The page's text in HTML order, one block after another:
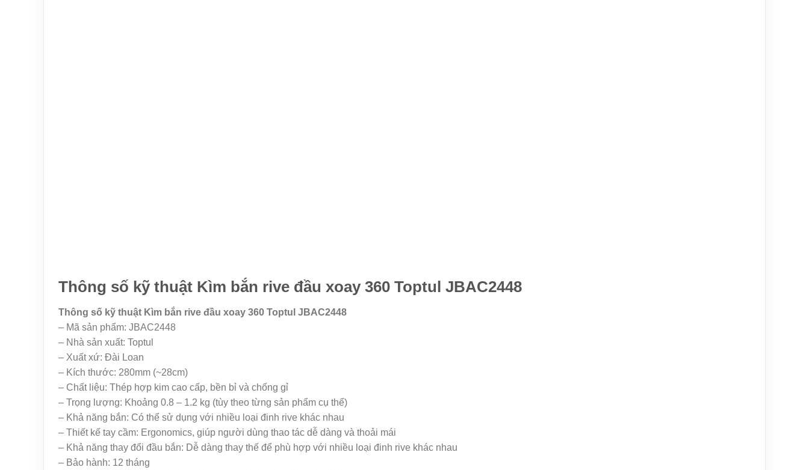
Thông số kỹ thuật Kìm bắn rive đầu xoay 360 Toptul JBAC2448
Thông số kỹ thuật Kìm bắn rive đầu xoay 360 Toptul JBAC2448
– Mã sản phẩm: JBAC2448
– Nhà sản xuất: Toptul
– Xuất xứ: Đài Loan
– Kích thước: 280mm (~28cm)
– Chất liệu: Thép hợp kim cao cấp, bền bỉ và chống gỉ
– Trọng lượng: Khoảng 0.8 – 1.2 kg (tùy theo từng sản phẩm cụ thể)
– Khả năng bắn: Có thể sử dụng với nhiều loại đinh rive khác nhau
– Thiết kế tay cầm: Ergonomics, giúp người dùng thao tác dễ dàng và thoải mái
– Khả năng thay đổi đầu bắn: Dễ dàng thay thế để phù hợp với nhiều loại đinh rive khác nhau
– Bảo hành: 12 tháng